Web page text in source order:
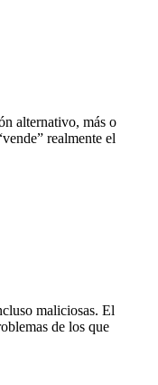
alternativo, más o
realmente el
maliciosas. El
de los que